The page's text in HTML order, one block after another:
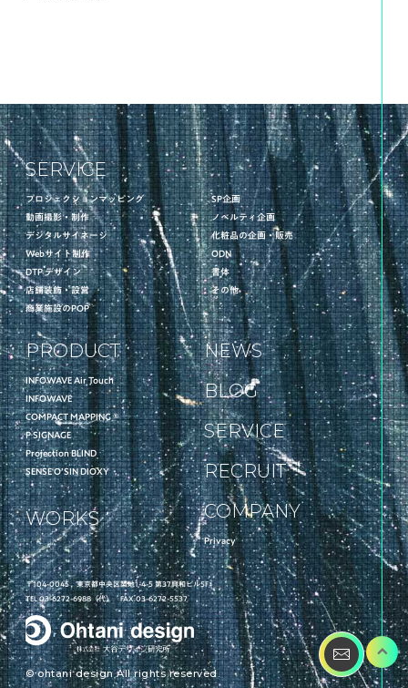
SERVICE
プロジェクションマッピング
動画撮影・制作
デジタルサイネージ
Webサイト制作
DTP デザイン
店舗装飾・設営
商業施設のPOP
SP企画
ノベルティ企画
化粧品の企画・販売
ODN
書体
その他
PRODUCT
INFOWAVE Air Touch
INFOWAVE
COMPACT MAPPING ®︎
P SIGNAGE
Projection BLIND
SENSE O’SIN DIOXY
WORKS
NEWS
BLOG
SERVICE
RECRUIT
COMPANY
Privacy
〒104-0045 東京都中央区築地1-4-5 第37興和ビル5F
TEL 03-6272-6988（代） FAX 03-6272-5537
© ohtani design All rights reserved.